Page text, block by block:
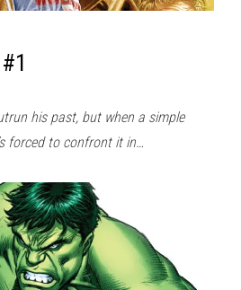
his past, but when a simple
forced to confront it in…